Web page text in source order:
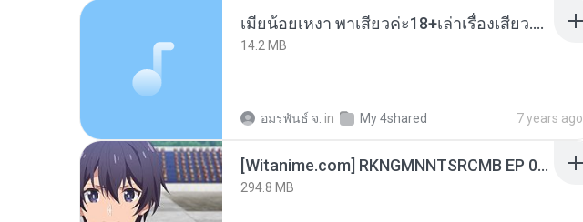
เมียน้อยเหงา พาเสียวค่ะ18+เล่าเรื่องเสียว.mp3
14.2 MB
อมรพันธ์ จ. in My 4shared 7 years ago
[Witanime.com] RKNGMNNTSRCMB EP 06 HD.mp4
294.8 MB